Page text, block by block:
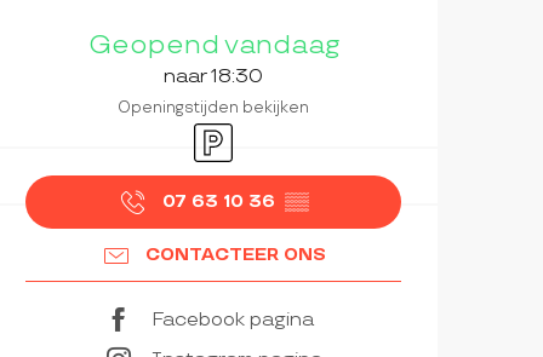
OPENINGSTIJDEN EN
Geopend vandaag
naar 18:30
Openingstijden bekijken
Parkeerplaats
07 63 10 36 ▒▒
CONTACTEER ONS
Facebook pagina